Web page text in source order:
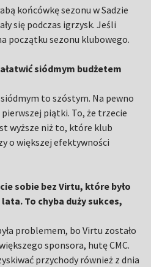
końcówkę sezonu w Sadzie
się podczas igrzysk. Jeśli
początku sezonu klubowego.
siódmym budżetem
to szóstym. Na pewno
piątki. To, że trzecie
wyższe niż to, które klub
o większej efektywności
sobie bez Virtu, które było
To chyba duży sukces,
problemem, bo Virtu zostało
sponsora, hutę CMC.
przychody również z dnia